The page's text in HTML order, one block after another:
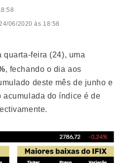
06/2020 às 18:58
quarta-feira (24), uma
, fechando o dia aos
deste mês de junho e
acumulada do índice é de